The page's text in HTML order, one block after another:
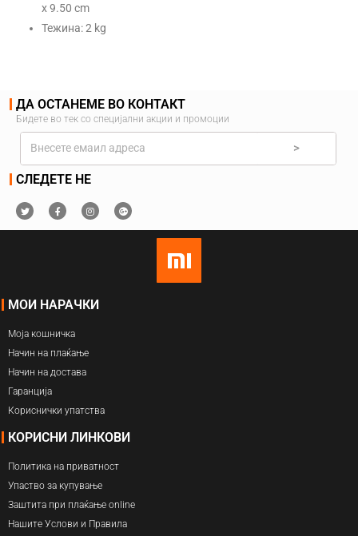
x 9.50 cm
Тежина: 2 kg
ДА ОСТАНЕМЕ ВО КОНТАКТ
Бидете во тек со специјални акции и промоции
>
СЛЕДЕТЕ НЕ
МОИ НАРАЧКИ
Моја кошничка
Начин на плаќање
Начин на достава
Гаранција
Кориснички упатства
КОРИСНИ ЛИНКОВИ
Политика на приватност
Упаство за купување
Заштита при плаќање online
Нашите Услови и Правила